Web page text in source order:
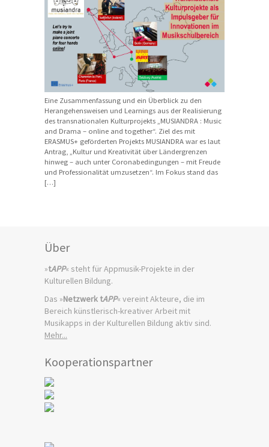
Eine Zusammenfassung und ein Überblick zu den
Herangehensweisen und Learnings aus der Realisierung
des transnationalen Kulturprojekts „MUSIANDRA : Music
and Drama – online and together“. Ziel des mit
ERASMUS+ geförderten Projekts MUSIANDRA war es laut
Antrag, „Kultur und Kreativität über Ländergrenzen
hinweg – auch unter Coronabedingungen – mit Freude
und Professionalität umzusetzen“. Im Fokus stand das
[…]
Über
»tAPP« steht für Appmusik-Projekte in der
Kulturellen Bildung.
Das »Netzwerk tAPP« vereint Akteure, die im
Bereich künstlerisch-kreativer Arbeit mit
Musikapps in der Kulturellen Bildung aktiv sind.
Mehr...
Kooperationspartner